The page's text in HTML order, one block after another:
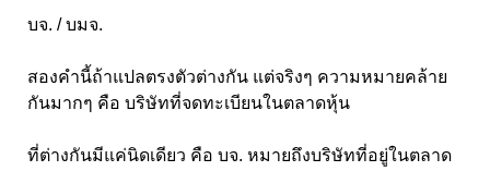
บจ. / บมจ.
สองคำนี้ถ้าแปลตรงตัวต่างกัน แต่จริงๆ ความหมายคล้าย
กันมากๆ คือ บริษัทที่จดทะเบียนในตลาดหุ้น
ที่ต่างกันมีแค่นิดเดียว คือ บจ. หมายถึงบริษัทที่อยู่ในตลาด